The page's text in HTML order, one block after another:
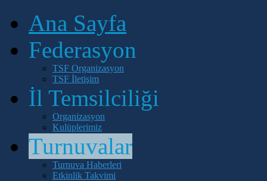
Ana Sayfa
Federasyon
TSF Organizasyon
TSF İletişim
İl Temsilciliği
Organizasyon
Kulüplerimiz
Turnuvalar
Turnuva Haberleri
Etkinlik Takvimi